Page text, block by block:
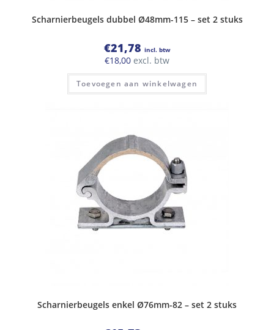
Scharnierbeugels dubbel Ø48mm-115 – set 2 stuks
€21,78 incl. btw
€18,00 excl. btw
Toevoegen aan winkelwagen
Scharnierbeugels enkel Ø76mm-82 – set 2 stuks